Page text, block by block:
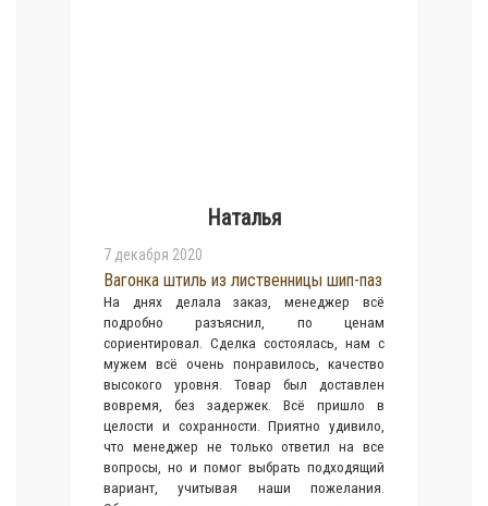
Наталья
7 декабря 2020
Вагонка штиль из лиственницы шип-паз
На днях делала заказ, менеджер всё
подробно разъяснил, по ценам
сориентировал. Сделка состоялась, нам с
мужем всё очень понравилось, качество
высокого уровня. Товар был доставлен
вовремя, без задержек. Всё пришло в
целости и сохранности. Приятно удивило,
что менеджер не только ответил на все
вопросы, но и помог выбрать подходящий
вариант, учитывая наши пожелания.